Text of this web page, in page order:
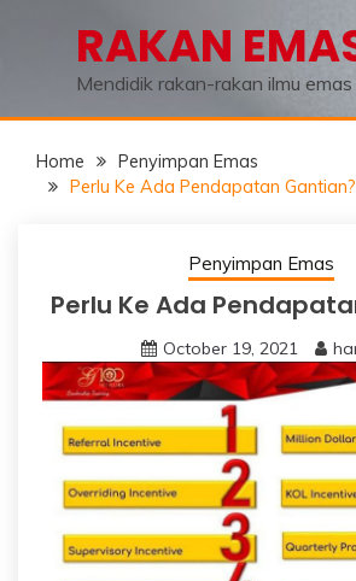
RAKAN
Mendidik rakan-rakan ilmu
Home
Penyimpan Emas
Perlu Ke Ada Pendapatan Gantian?
Penyimpan Emas
Perlu Ke Ada
October 19, 2021